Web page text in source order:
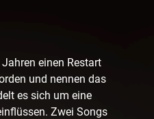
einen Restart
und nennen das
es sich um eine
Zwei Songs